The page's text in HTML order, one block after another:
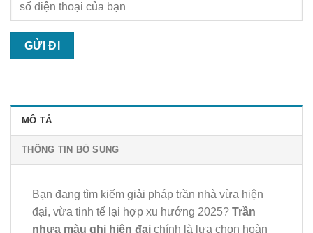
MÔ TẢ
THÔNG TIN BỔ SUNG
Bạn đang tìm kiếm giải pháp trần nhà vừa hiện
đại, vừa tinh tế lại hợp xu hướng 2025? Trần
nhựa màu ghi hiện đại chính là lựa chọn hoàn